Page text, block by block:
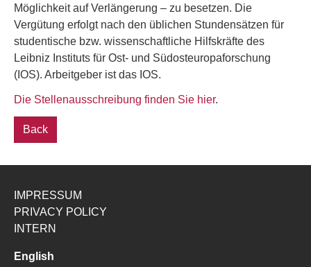
Möglichkeit auf Verlängerung – zu besetzen. Die
Vergütung erfolgt nach den üblichen Stundensätzen für
studentische bzw. wissenschaftliche Hilfskräfte des
Leibniz Instituts für Ost- und Südosteuropaforschung
(IOS). Arbeitgeber ist das IOS.
Die Stellenausschreibung finden Sie hier.
Back
IMPRESSUM
PRIVACY POLICY
INTERN
English